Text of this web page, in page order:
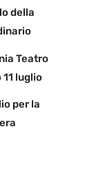
della
Teatro
luglio
per la